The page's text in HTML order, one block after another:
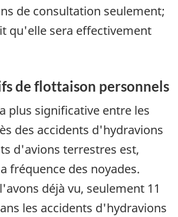
de consultation seulement;
qu'elle sera effectivement
de flottaison personnels
plus significative entre les
des accidents d'hydravions
d'avions terrestres est,
fréquence des noyades.
déjà vu, seulement 11
les accidents d'hydravions